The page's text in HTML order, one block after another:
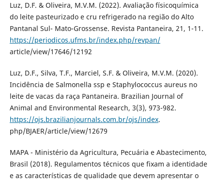
Luz, D.F. & Oliveira, M.V.M. (2022). Avaliação físicoquímica
do leite pasteurizado e cru refrigerado na região do Alto
Pantanal Sul- Mato-Grossense. Revista Pantaneira, 21, 1-11.
https://periodicos.ufms.br/index.php/revpan/
article/view/17646/12192
Luz, D.F., Silva, T.F., Marciel, S.F. & Oliveira, M.V.M. (2020).
Incidência de Salmonella ssp e Staphylococcus aureus no
leite de vacas da raça Pantaneira. Brazilian Journal of
Animal and Environmental Research, 3(3), 973-982.
https://ojs.brazilianjournals.com.br/ojs/index.
php/BJAER/article/view/12679
MAPA - Ministério da Agricultura, Pecuária e Abastecimento,
Brasil (2018). Regulamentos técnicos que fixam a identidade
e as características de qualidade que devem apresentar o